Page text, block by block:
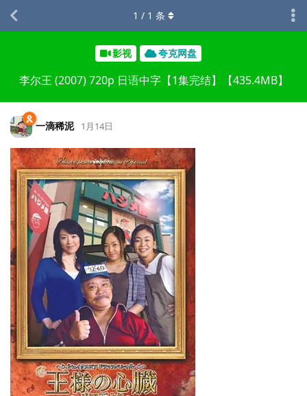
影视 夸克网盘
李尔王 (2007) 720p 日语中字【1集完结】【435.4MB】
1 / 1 条
一滴稀泥 1月14日